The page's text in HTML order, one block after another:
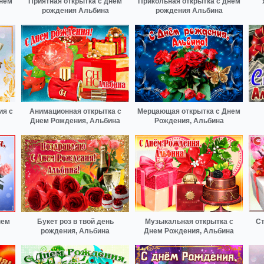
рождения Альбина
рождения Альбина
с
Анимационная открытка с
Днем Рождения, Альбина
Мерцающая открытка с Днем
Рождения, Альбина
Букет роз в твой день
рождения, Альбина
Музыкальная открытка с
Днем Рождения, Альбина